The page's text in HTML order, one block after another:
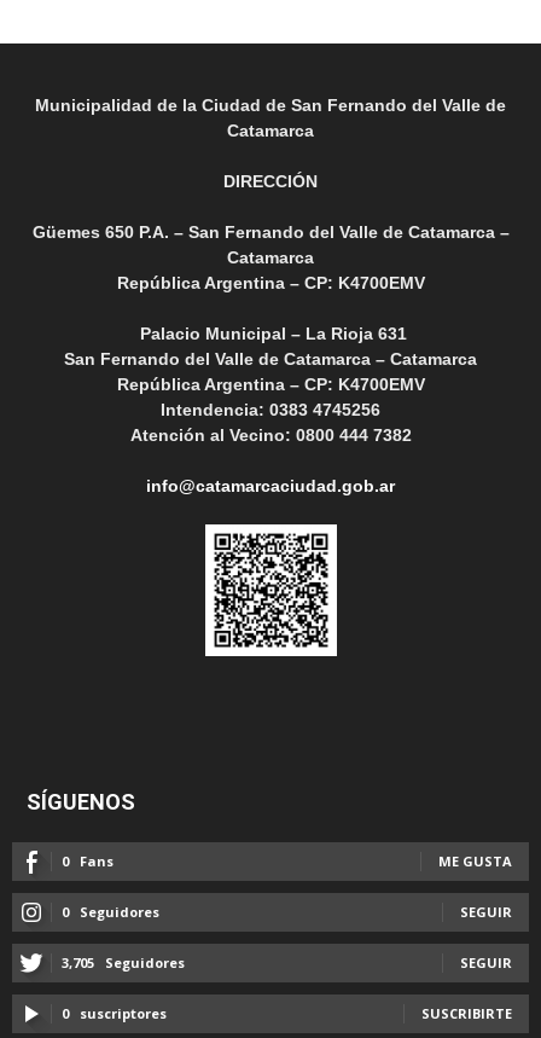
Municipalidad de la Ciudad de San Fernando del Valle de
Catamarca
DIRECCIÓN
Güemes 650 P.A. – San Fernando del Valle de Catamarca –
Catamarca
República Argentina – CP: K4700EMV
Palacio Municipal – La Rioja 631
San Fernando del Valle de Catamarca – Catamarca
República Argentina – CP: K4700EMV
Intendencia: 0383 4745256
Atención al Vecino: 0800 444 7382
info@catamarcaciudad.gob.ar
SÍGUENOS
0 Fans ME GUSTA
0 Seguidores SEGUIR
3,705 Seguidores SEGUIR
0 suscriptores SUSCRIBIRTE